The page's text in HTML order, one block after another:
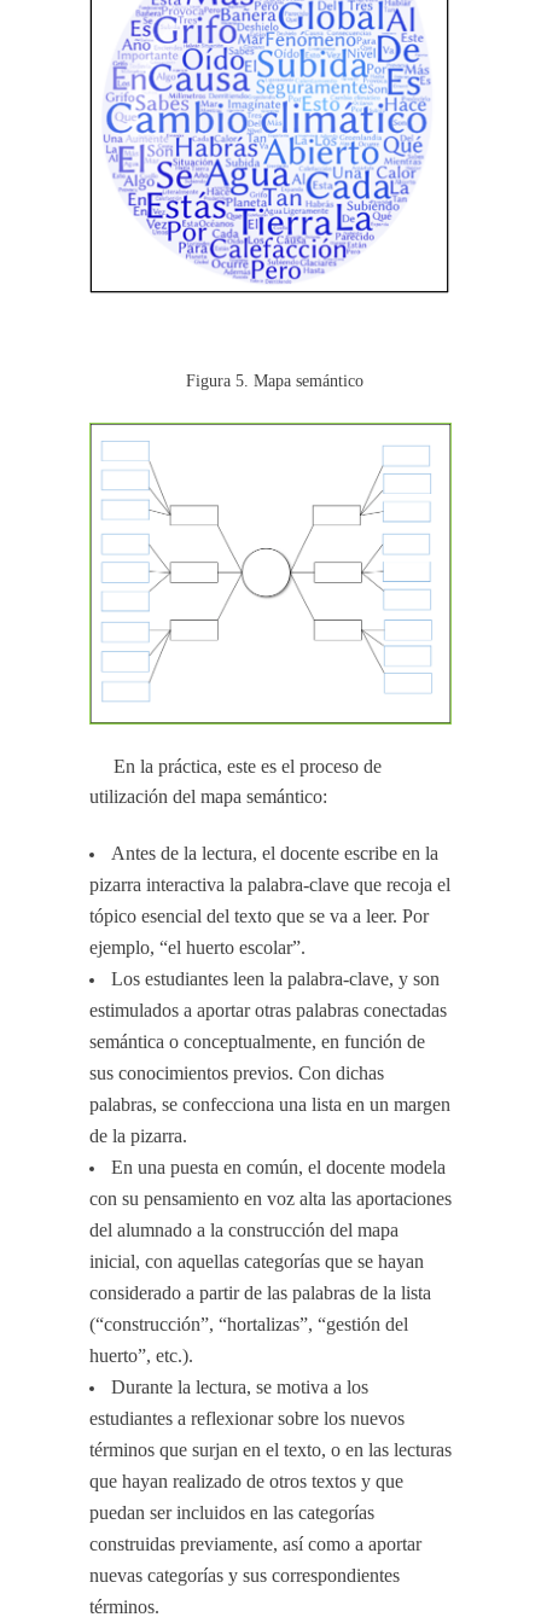
Figura 5. Mapa semántico
En la práctica, este es el proceso de
utilización del mapa semántico:
Antes de la lectura, el docente escribe en la
pizarra interactiva la palabra-clave que recoja el
tópico esencial del texto que se va a leer. Por
ejemplo, “el huerto escolar”.
Los estudiantes leen la palabra-clave, y son
estimulados a aportar otras palabras conectadas
semántica o conceptualmente, en función de
sus conocimientos previos. Con dichas
palabras, se confecciona una lista en un margen
de la pizarra.
En una puesta en común, el docente modela
con su pensamiento en voz alta las aportaciones
del alumnado a la construcción del mapa
inicial, con aquellas categorías que se hayan
considerado a partir de las palabras de la lista
(“construcción”, “hortalizas”, “gestión del
huerto”, etc.).
Durante la lectura, se motiva a los
estudiantes a reflexionar sobre los nuevos
términos que surjan en el texto, o en las lecturas
que hayan realizado de otros textos y que
puedan ser incluidos en las categorías
construidas previamente, así como a aportar
nuevas categorías y sus correspondientes
términos.